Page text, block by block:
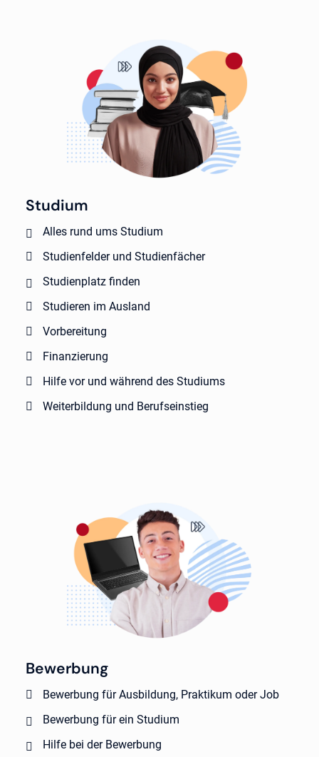
Studium
Alles rund ums Studium
Studienfelder und Studienfächer
Studienplatz finden
Studieren im Ausland
Vorbereitung
Finanzierung
Hilfe vor und während des Studiums
Weiterbildung und Berufseinstieg
Bewerbung
Bewerbung für Ausbildung, Praktikum oder Job
Bewerbung für ein Studium
Hilfe bei der Bewerbung